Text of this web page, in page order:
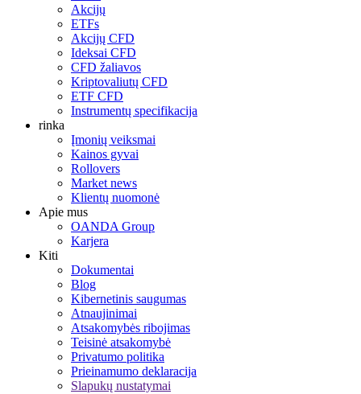
Akcijų
ETFs
Akcijų CFD
Ideksai CFD
CFD žaliavos
Kriptovaliutų CFD
ETF CFD
Instrumentų specifikacija
rinka
Įmonių veiksmai
Kainos gyvai
Rollovers
Market news
Klientų nuomonė
Apie mus
OANDA Group
Karjera
Kiti
Dokumentai
Blog
Kibernetinis saugumas
Atnaujinimai
Atsakomybės ribojimas
Teisinė atsakomybė
Privatumo politika
Prieinamumo deklaracija
Slapukų nustatymai